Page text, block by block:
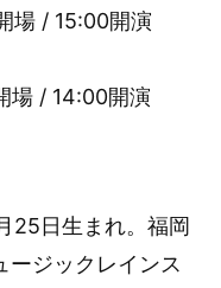
場 / 15:00開演
場 / 14:00開演
25日生まれ。福岡
ージックレインス